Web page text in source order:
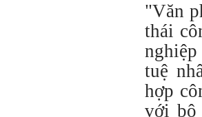
"Văn
thái
tuệ
hợp
với bộ